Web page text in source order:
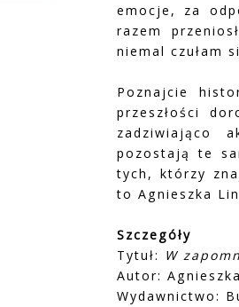
emocje, za
razem
niemal czułam
Poznajcie
przeszłości
zadziwiająco
pozostają te
tych, którzy
to Agnieszka
Szczegóły
Tytuł: W
Autor:
Wydawnictwo: